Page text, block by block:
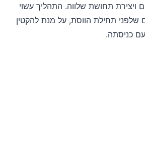
ויצירת תחושת שלווה. התהליך עשוי
שלפני תחילת הווסת, על מנת להקטין
כניסתה.